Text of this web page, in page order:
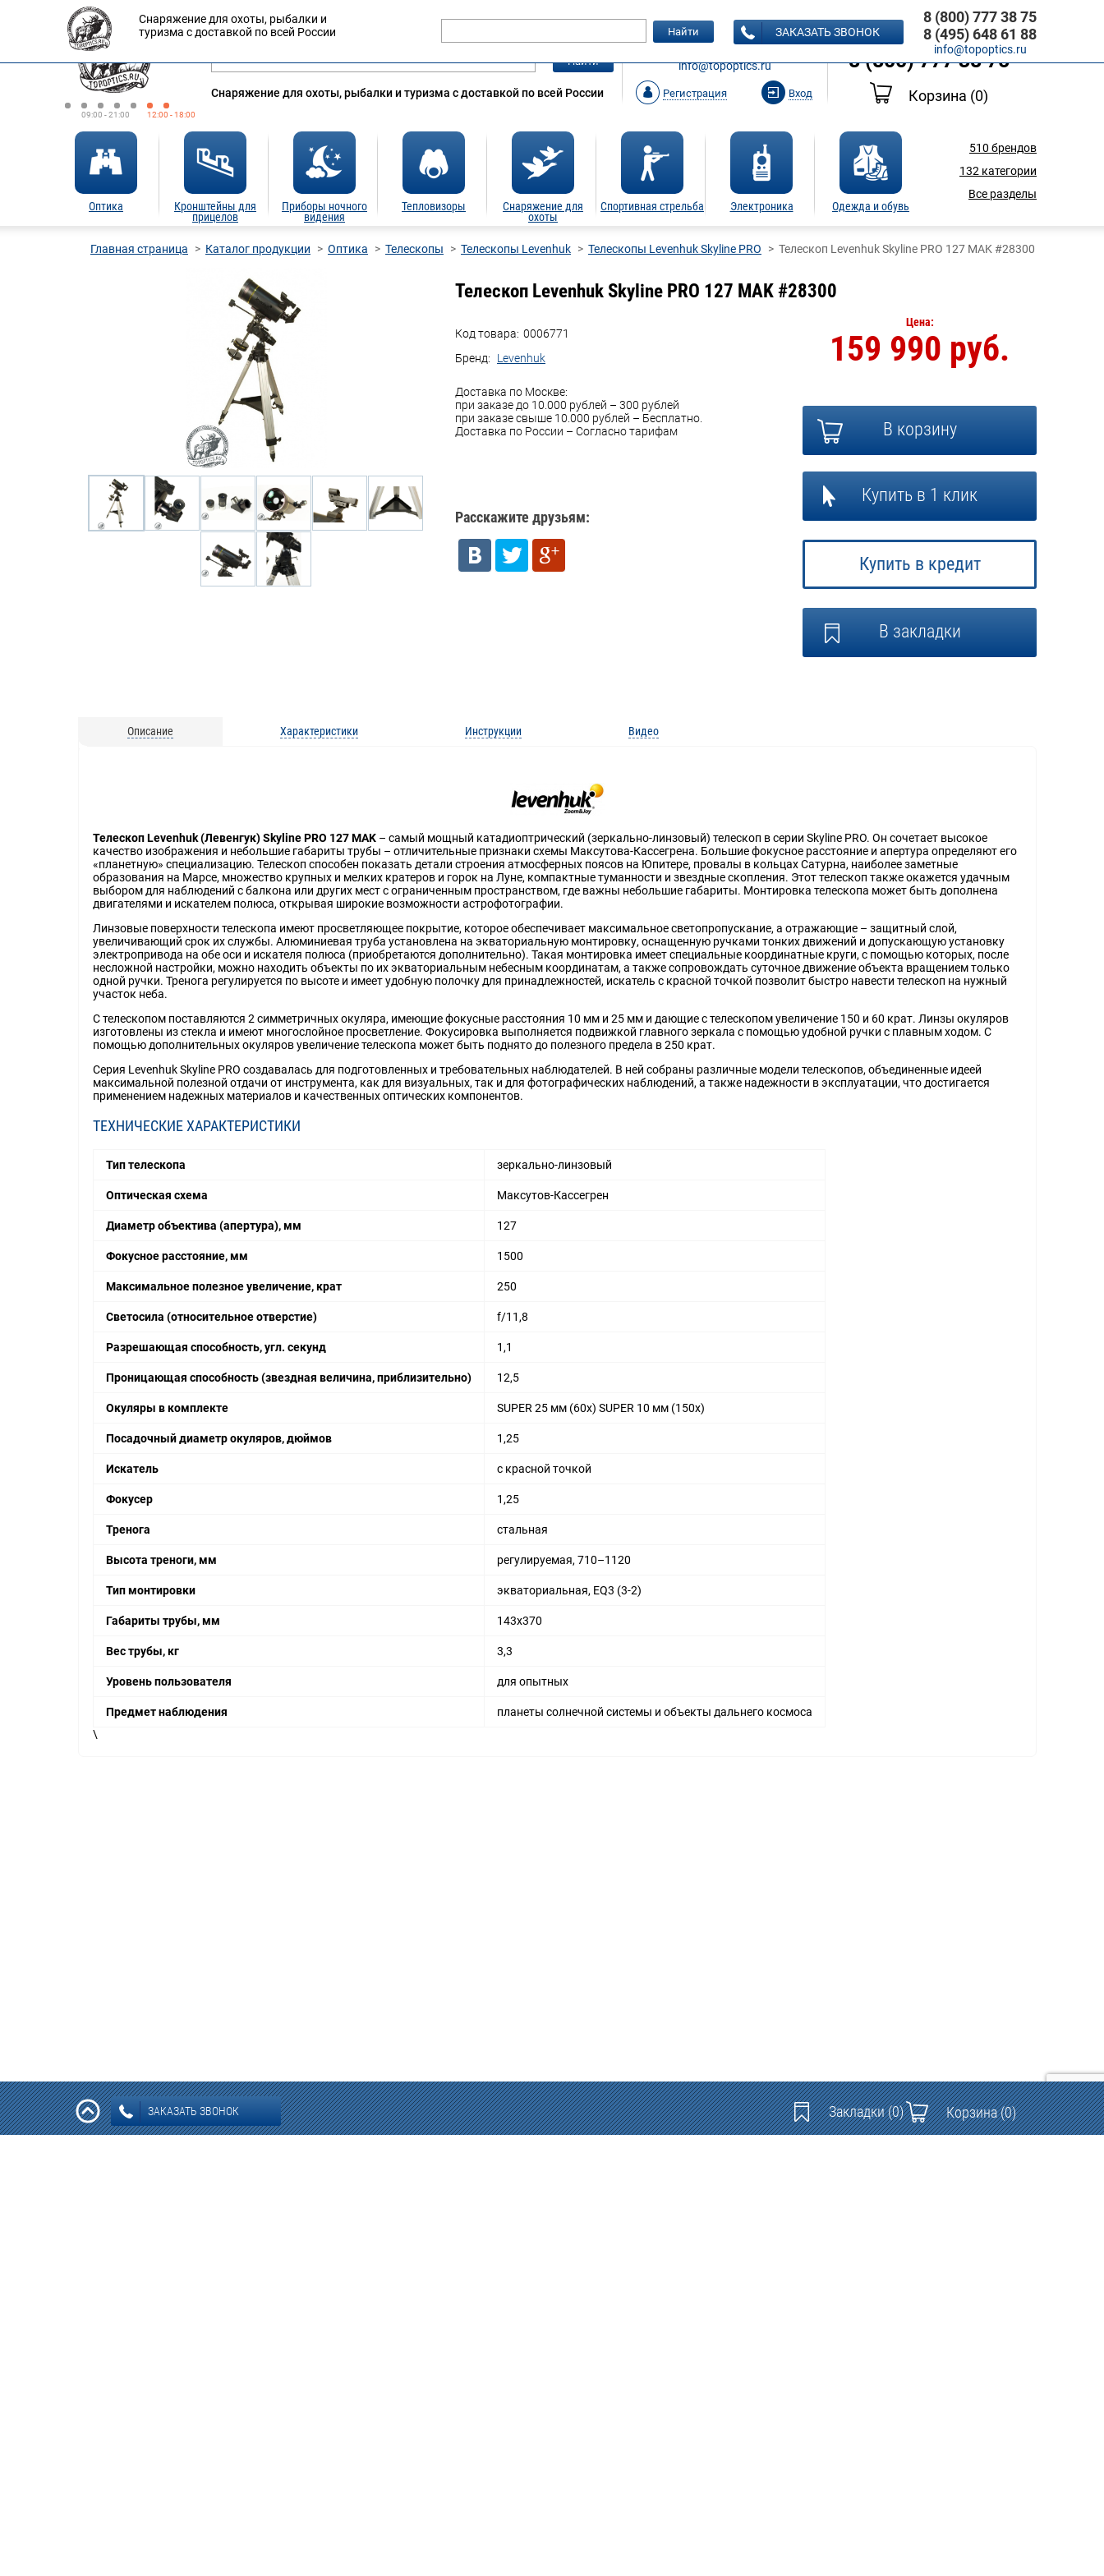
09:00 - 21:00 12:00 - 18:00
Оплата Доставка
Найти
Снаряжение для охоты, рыбалки и туризма с доставкой по всей России
ЗАКАЗАТЬ ЗВОНОК
info@topoptics.ru
Регистрация Вход
8 (495) 648 61 88
8 (800) 777 38 75
Корзина (0)
Оптика
Кронштейны для
прицелов
Приборы ночного
видения
Тепловизоры
Снаряжение для
охоты
Спортивная стрельба Электроника Одежда и обувь
510 брендов
132 категории
Все разделы
Снаряжение для охоты, рыбалки и
туризма с доставкой по всей России
Найти ЗАКАЗАТЬ ЗВОНОК
8 (800) 777 38 75
8 (495) 648 61 88
info@topoptics.ru
Главная страница Каталог продукции Оптика Телескопы Телескопы Levenhuk Телескопы Levenhuk Skyline PRO Телескоп Levenhuk Skyline PRO 127 MAK #28300
Телескоп Levenhuk Skyline PRO 127 MAK #28300
Код товара: 0006771
Бренд:
Levenhuk
Доставка по Москве:
при заказе до 10.000 рублей – 300 рублей
при заказе свыше 10.000 рублей – Бесплатно.
Доставка по России – Согласно тарифам
Расскажите друзьям:
Цена:
159 990 руб.
В корзину
Купить в 1 клик
Купить в кредит
В закладки
Описание Характеристики Инструкции Видео
Телескоп Levenhuk (Левенгук) Skyline PRO 127 MAK – самый мощный катадиоптрический (зеркально-линзовый) телескоп в серии Skyline PRO. Он сочетает высокое
качество изображения и небольшие габариты трубы – отличительные признаки схемы Максутова-Кассегрена. Большие фокусное расстояние и апертура определяют его
«планетную» специализацию. Телескоп способен показать детали строения атмосферных поясов на Юпитере, провалы в кольцах Сатурна, наиболее заметные
образования на Марсе, множество крупных и мелких кратеров и горок на Луне, компактные туманности и звездные скопления. Этот телескоп также окажется удачным
выбором для наблюдений с балкона или других мест с ограниченным пространством, где важны небольшие габариты. Монтировка телескопа может быть дополнена
двигателями и искателем полюса, открывая широкие возможности астрофотографии.
Линзовые поверхности телескопа имеют просветляющее покрытие, которое обеспечивает максимальное светопропускание, а отражающие – защитный слой,
увеличивающий срок их службы. Алюминиевая труба установлена на экваториальную монтировку, оснащенную ручками тонких движений и допускающую установку
электропривода на обе оси и искателя полюса (приобретаются дополнительно). Такая монтировка имеет специальные координатные круги, с помощью которых, после
несложной настройки, можно находить объекты по их экваториальным небесным координатам, а также сопровождать суточное движение объекта вращением только
одной ручки. Тренога регулируется по высоте и имеет удобную полочку для принадлежностей, искатель с красной точкой позволит быстро навести телескоп на нужный
участок неба.
С телескопом поставляются 2 симметричных окуляра, имеющие фокусные расстояния 10 мм и 25 мм и дающие с телескопом увеличение 150 и 60 крат. Линзы окуляров
изготовлены из стекла и имеют многослойное просветление. Фокусировка выполняется подвижкой главного зеркала с помощью удобной ручки с плавным ходом. С
помощью дополнительных окуляров увеличение телескопа может быть поднято до полезного предела в 250 крат.
Серия Levenhuk Skyline PRO создавалась для подготовленных и требовательных наблюдателей. В ней собраны различные модели телескопов, объединенные идеей
максимальной полезной отдачи от инструмента, как для визуальных, так и для фотографических наблюдений, а также надежности в эксплуатации, что достигается
применением надежных материалов и качественных оптических компонентов.
ТЕХНИЧЕСКИЕ ХАРАКТЕРИСТИКИ
Тип телескопа зеркально-линзовый
Оптическая схема Максутов-Кассегрен
Диаметр объектива (апертура), мм 127
Фокусное расстояние, мм 1500
Максимальное полезное увеличение, крат 250
Светосила (относительное отверстие) f/11,8
Разрешающая способность, угл. секунд 1,1
Проницающая способность (звездная величина, приблизительно) 12,5
Окуляры в комплекте SUPER 25 мм (60x) SUPER 10 мм (150x)
Посадочный диаметр окуляров, дюймов 1,25
Искатель с красной точкой
Фокусер 1,25
Тренога стальная
Высота треноги, мм регулируемая, 710–1120
Тип монтировки экваториальная, EQ3 (3-2)
Габариты трубы, мм 143x370
Вес трубы, кг 3,3
Уровень пользователя для опытных
Предмет наблюдения
планеты солнечной системы и объекты дальнего космоса
\
ЗАКАЗАТЬ ЗВОНОК Закладки(0) Корзина(0)